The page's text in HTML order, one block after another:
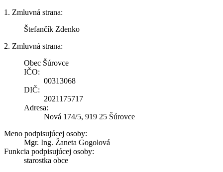
1. Zmluvná strana:
Štefančík Zdenko
2. Zmluvná strana:
Obec Šúrovce
IČO:
00313068
DIČ:
2021175717
Adresa:
Nová 174/5, 919 25 Šúrovce
Meno podpisujúcej osoby:
Mgr. Ing. Žaneta Gogolová
Funkcia podpisujúcej osoby:
starostka obce